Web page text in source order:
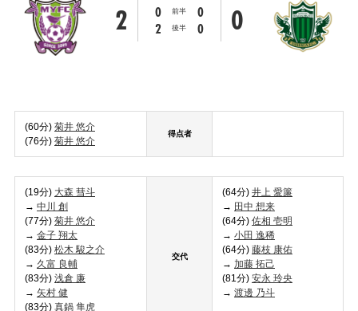
2 0 前半
0
2
後半 0 0
(60分) 菊井 悠介
(76分) 菊井 悠介
得点者
(19分) 大森 彗斗
→ 中川 創
(77分) 菊井 悠介
→ 金子 翔太
(83分) 松木 駿之介
→ 久富 良輔
(83分) 浅倉 廉
→ 矢村 健
(83分) 真鍋 隼虎
交代
(64分) 井上 愛簾
→ 田中 想来
(64分) 佐相 壱明
→ 小田 逸稀
(64分) 藤枝 康佑
→ 加藤 拓己
(81分) 安永 玲央
→ 渡邊 乃斗